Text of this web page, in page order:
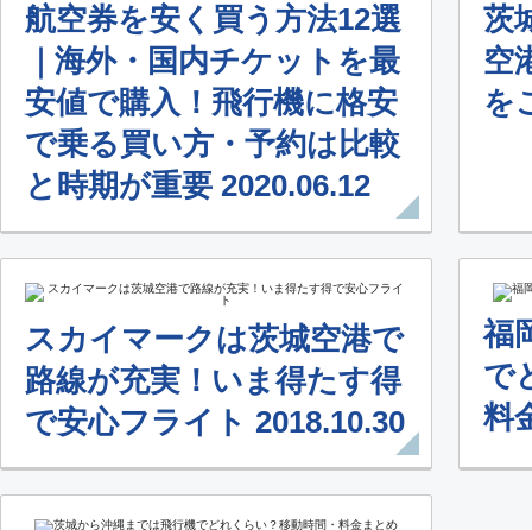
航空券を安く買う方法12選
｜海外・国内チケットを最
安値で購入！飛行機に格安
で乗る買い方・予約は比較
と時期が重要 2020.06.12
茨
空
を
スカイマークは茨城空港で
路線が充実！いま得たす得
で安心フライト 2018.10.30
福
で
料